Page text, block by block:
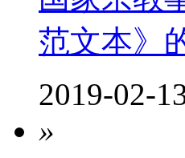
范文本》
2019-02-
»